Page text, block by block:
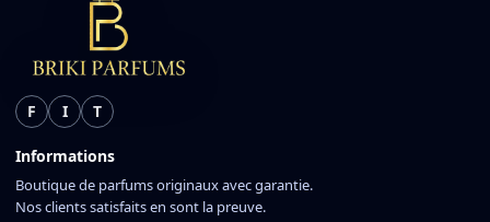
F I T
Informations
Boutique de parfums originaux avec garantie.
Nos clients satisfaits en sont la preuve.